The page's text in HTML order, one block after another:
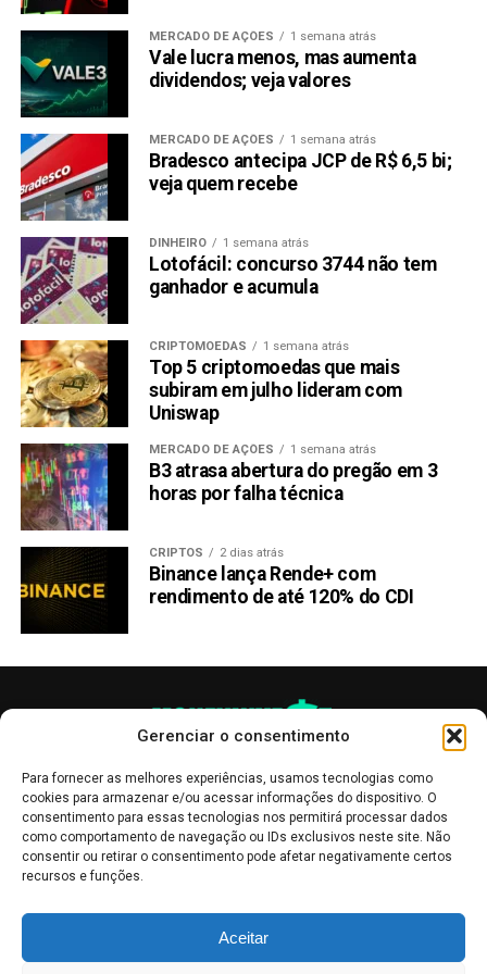
Gerenciar o consentimento
Para fornecer as melhores experiências, usamos tecnologias como
cookies para armazenar e/ou acessar informações do dispositivo. O
consentimento para essas tecnologias nos permitirá processar dados
como comportamento de navegação ou IDs exclusivos neste site. Não
consentir ou retirar o consentimento pode afetar negativamente certos
recursos e funções.
Aceitar
apresenta uma oportunidade única e altamente atraente
com sua plataforma de memes impulsionada por IA e uma
pré-venda em rápido crescimento.
focadas na estabilidade de longo prazo e o Ethereum
mostra sua versatilidade, a mistura de diversão e inovação
do Raboo o torna um forte candidato ao melhor
venda já gerando um grande burburinho, o Raboo é um
ecossistema projetado para capturar o futuro.
Telegram:https://t.me/RabootokenPortal
Twitter:https://twitter.com/Raboo_Official
Compartilhar:
Copy
Link
WhatsApp
Twitter
Facebook
Reddit
Email
TÓPICOS RELACIONADOS:
RABOO (RABT)
PRÓXIMA:
De Centavos a Milhões: Raboo Está Pronto para
Superar o Sucesso do Dogecoin!
MERCADO DE AÇÕES 1 semana atrás
Vale lucra menos, mas aumenta
dividendos; veja valores
MERCADO DE AÇÕES 1 semana atrás
Bradesco antecipa JCP de R$ 6,5 bi;
veja quem recebe
DINHEIRO 1 semana atrás
Lotofácil: concurso 3744 não tem
ganhador e acumula
CRIPTOMOEDAS 1 semana atrás
Top 5 criptomoedas que mais
subiram em julho lideram com
Uniswap
MERCADO DE AÇÕES 1 semana atrás
B3 atrasa abertura do pregão em 3
horas por falha técnica
CRIPTOS 2 dias atrás
Binance lança Rende+ com
rendimento de até 120% do CDI
informativo, servindo como boletins de divulgação, e não devem ser
interpretadas como recomendações de investimento.Leia mais